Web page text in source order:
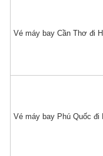
Vé máy bay Cần Thơ đi
Vé máy bay Phú Quốc đi